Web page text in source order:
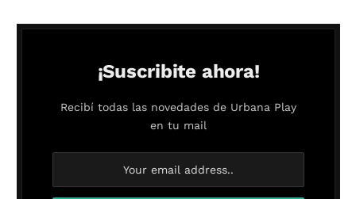
¡Suscribite ahora!
Recibí todas las novedades de Urbana Play
en tu mail